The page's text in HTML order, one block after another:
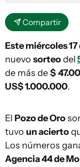
Compartir
Este miércoles
nuevo sorteodel
de más de$
US$ 1.000.000.
El Pozo de Oro
tuvo un acierto
Los números
Agencia 44 de